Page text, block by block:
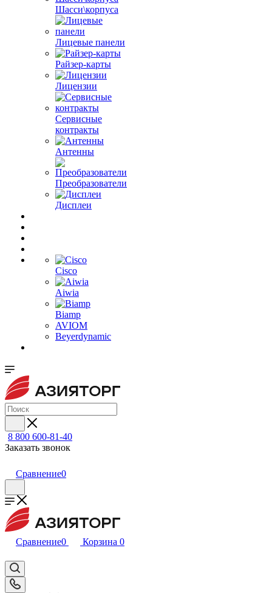
Шасси\корпуса
Лицевые панели
Райзер-карты
Лицензии
Сервисные
контракты
Антенны
Преобразователи
Дисплеи
Cisco
Aiwia
Biamp
AVIOM
Beyerdynamic
8 800 600-81-40
Заказать звонок
Сравнение0
Сравнение0 Корзина 0